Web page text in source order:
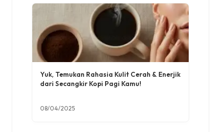
Yuk, Temukan Rahasia Kulit Cerah & Enerjik
dari Secangkir Kopi Pagi Kamu!
08/04/2025